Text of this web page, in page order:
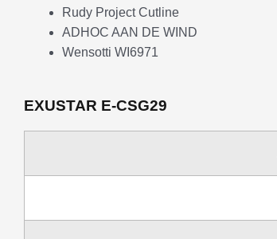
Rudy Project Cutline
ADHOC AAN DE WIND
Wensotti WI6971
EXUSTAR E-CSG29